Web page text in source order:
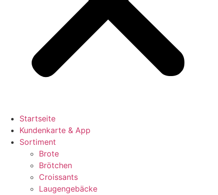
Startseite
Kundenkarte & App
Sortiment
Brote
Brötchen
Croissants
Laugengebäcke